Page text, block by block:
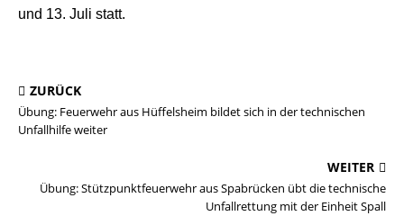
und 13. Juli statt.
ZURÜCK
Übung: Feuerwehr aus Hüffelsheim bildet sich in der technischen
Unfallhilfe weiter
WEITER
Übung: Stützpunktfeuerwehr aus Spabrücken übt die technische
Unfallrettung mit der Einheit Spall